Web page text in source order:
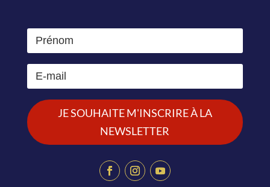
JE SOUHAITE M'INSCRIRE À LA
NEWSLETTER